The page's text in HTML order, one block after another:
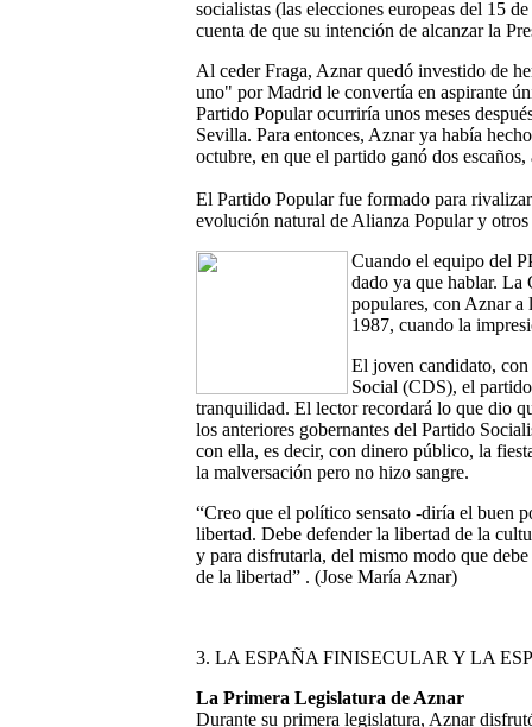
socialistas (las elecciones europeas del 15
cuenta de que su intención de alcanzar la
Al ceder Fraga, Aznar quedó investido de
uno" por Madrid le convertía en aspirante
Partido Popular ocurriría unos meses
Sevilla. Para entonces, Aznar ya había
octubre, en que el partido ganó dos
El Partido Popular fue formado para
evolución natural de Alianza Popular y
Cuando el equipo del
dado ya que hablar. La
populares, con Aznar a
1987, cuando la
El joven candidato,
Social (CDS), el
tranquilidad. El lector recordará lo que dio
los anteriores gobernantes del Partido
con ella, es decir, con dinero público, la
la malversación pero no hizo sangre.
“Creo que el político sensato -diría el buen
libertad. Debe defender la libertad de la
y para disfrutarla, del mismo modo que
de la libertad” . (Jose María Aznar)
3. LA ESPAÑA FINISECULAR Y LA
La Primera Legislatura de Aznar
Durante su primera legislatura, Aznar